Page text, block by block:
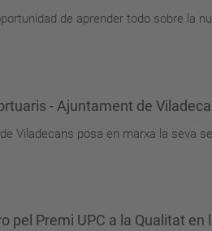
de aprender todo sobre la
- Ajuntament de
Viladecans posa en marxa la seva
pel Premi UPC a la Qualitat en